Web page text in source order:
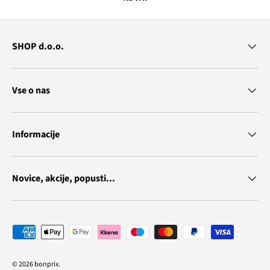
SHOP d.o.o.
Vse o nas
Informacije
Novice, akcije, popusti...
Vrste plačila
© 2026bonprix.